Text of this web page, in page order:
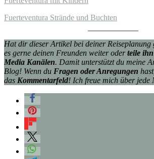
Fuerteventura Strände und Buchten
Hat dir dieser Artikel bei deiner Reiseplanung
es gerne deinen Freunden weiter oderteile
Media Kanälen. Damit unterstützt du meine
Blog! Wenn du Fragen oder Anregungen
das Kommentarfeld! Ich freue mich über jede